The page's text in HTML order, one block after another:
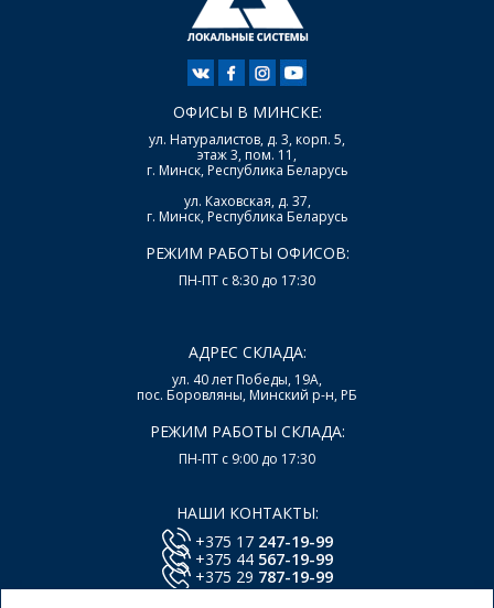
ОФИСЫ В МИНСКЕ:
ул. Натуралистов, д. 3, корп. 5,
этаж 3, пом. 11,
г. Минск, Республика Беларусь
ул. Каховская, д. 37,
г. Минск, Республика Беларусь
РЕЖИМ РАБОТЫ ОФИСОВ:
ПН-ПТ с 8:30 до 17:30
АДРЕС СКЛАДА:
ул. 40 лет Победы, 19А,
пос. Боровляны, Минский р-н, РБ
РЕЖИМ РАБОТЫ СКЛАДА:
ПН-ПТ с 9:00 до 17:30
НАШИ КОНТАКТЫ:
+375 17 247-19-99
+375 44 567-19-99
+375 29 787-19-99